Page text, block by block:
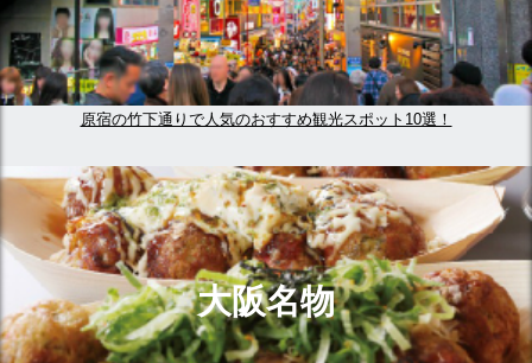
原宿の竹下通りで人気のおすすめ観光スポット10選！
大阪名物